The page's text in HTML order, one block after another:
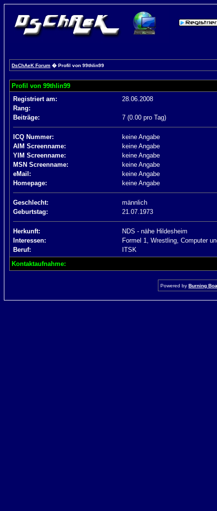
DsChAeK Forum � Profil von 99thlin99
Profil von 99thlin99
Registriert am:
28.06.2008
Rang:
Beiträge:
7 (0.00 pro Tag)
ICQ Nummer:
keine Angabe
AIM Screenname:
keine Angabe
YIM Screenname:
keine Angabe
MSN Screenname:
keine Angabe
eMail:
keine Angabe
Homepage:
keine Angabe
Geschlecht:
männlich
Geburtstag:
21.07.1973
Herkunft:
NDS - nähe Hildesheim
Interessen:
Formel 1, Wrestling, Computer
Beruf:
ITSK
Kontaktaufnahme:
Powered by Burning